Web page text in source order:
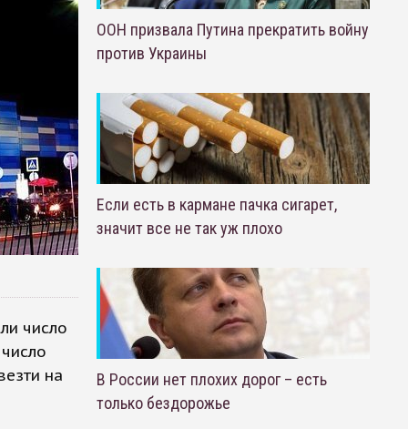
число
на
ООН призвала Путина прекратить войну
против Украины
Если есть в кармане пачка сигарет,
значит все не так уж плохо
В России нет плохих дорог – есть
только бездорожье